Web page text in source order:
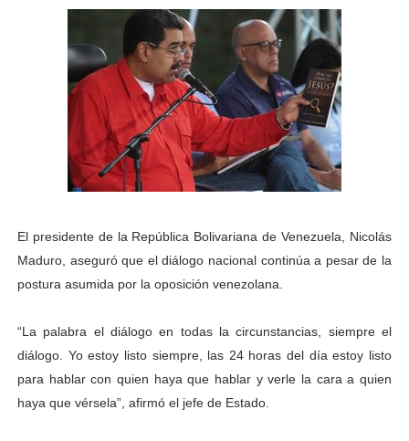
Hospital universitario muestra sus avances en visita
Instituto Nacional de Nutrición celebra Semana
Gobernación de Mérida fortalece el desarrollo
Corposalud inició talleres para aspirantes al curso de
Fortaleciendo la economía comunal en El Vigía con
Campo Elías consolida plan de bacheo en el sector La
Fundecem inició con éxito el taller vacacional de
El Lactario del Iahula celebra la Semana Mundial de la
Plan Vacacional "Venezuela Ríe 2026" brinda
El presidente de la República Bolivariana de Venezuela, Nicolás
Maduro, aseguró que el diálogo nacional continúa a pesar de la
postura asumida por la oposición venezolana.
“La palabra el diálogo en todas la circunstancias, siempre el
diálogo. Yo estoy listo siempre, las 24 horas del día estoy listo
para hablar con quien haya que hablar y verle la cara a quien
haya que vérsela”, afirmó el jefe de Estado.